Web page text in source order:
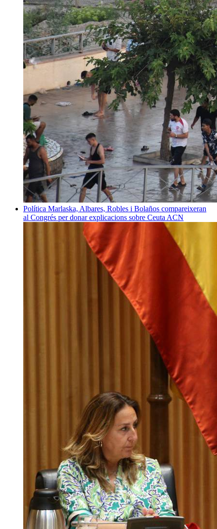
Política Marlaska, Albares, Robles i Bolaños compareixeran
al Congrés per donar explicacions sobre Ceuta ACN